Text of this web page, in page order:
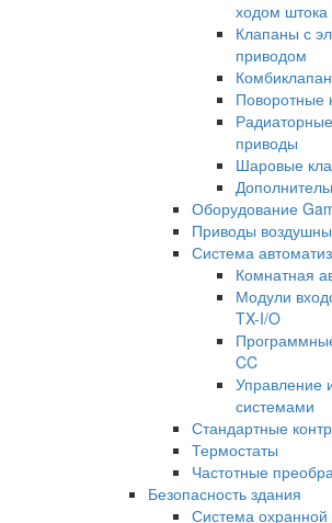
ходом штока
Клапаны с
приводом
Поворотные
приводы
Шаровые
Оборудование
Приводы
Система
Комнатная
Модули
TX-I/O
CC
Управление
системами
Стандартные
Термостаты
Частотные
Безопасность здания
Система охранной